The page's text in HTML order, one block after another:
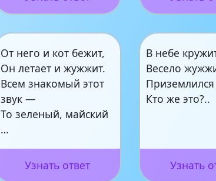
От него и кот бежит,
Он летает и жужжит.
Всем знакомый этот
звук —
То зеленый, майский
…
Узнать ответ
В небе
Весело
Приземлился
Кто же это?..
Узнать